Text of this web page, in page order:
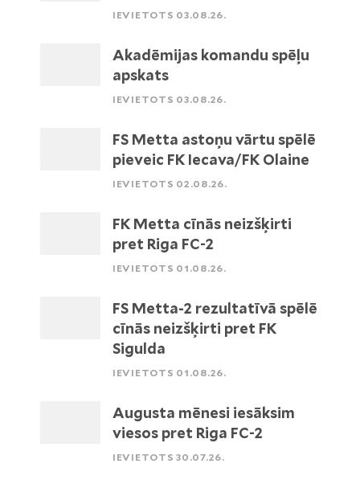
IEVIETOTS 03.08.26.
Akadēmijas komandu spēļu
apskats
IEVIETOTS 03.08.26.
FS Metta astoņu vārtu spēlē
pieveic FK Iecava/FK Olaine
IEVIETOTS 02.08.26.
FK Metta cīnās neizšķirti
pret Riga FC-2
IEVIETOTS 01.08.26.
FS Metta-2 rezultatīvā spēlē
cīnās neizšķirti pret FK
Sigulda
IEVIETOTS 01.08.26.
Augusta mēnesi iesāksim
viesos pret Riga FC-2
IEVIETOTS 30.07.26.